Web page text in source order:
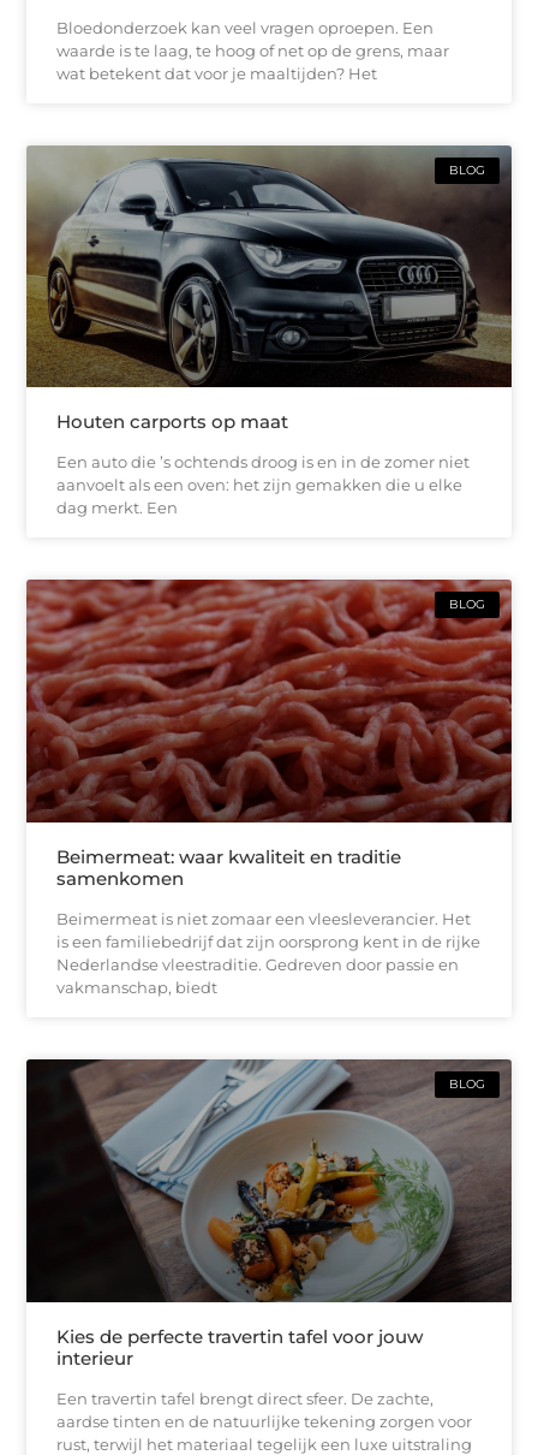
Bloedonderzoek kan veel vragen oproepen. Een
waarde is te laag, te hoog of net op de grens, maar
wat betekent dat voor je maaltijden? Het
BLOG
Houten carports op maat
Een auto die ’s ochtends droog is en in de zomer niet
aanvoelt als een oven: het zijn gemakken die u elke
dag merkt. Een
BLOG
Beimermeat: waar kwaliteit en traditie
samenkomen
Beimermeat is niet zomaar een vleesleverancier. Het
is een familiebedrijf dat zijn oorsprong kent in de rijke
Nederlandse vleestraditie. Gedreven door passie en
vakmanschap, biedt
BLOG
Kies de perfecte travertin tafel voor jouw
interieur
Een travertin tafel brengt direct sfeer. De zachte,
aardse tinten en de natuurlijke tekening zorgen voor
rust, terwijl het materiaal tegelijk een luxe uitstraling